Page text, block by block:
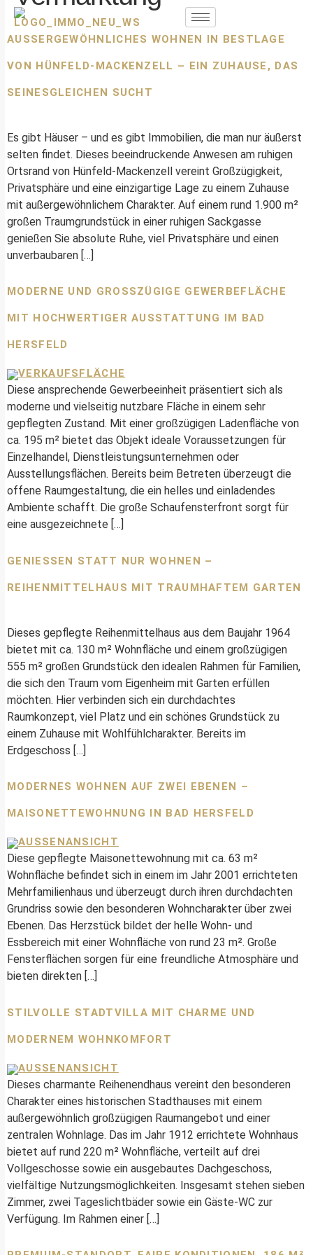
AUSSERGEWÖHNLICHES WOHNEN IN BESTLAGE V
ON HÜNFELD-MACKENZELL – EIN ZUHAUSE, DAS S
EINESGLEICHEN SUCHT
Es gibt Häuser – und es gibt Immobilien, die man nur äußerst
selten findet. Dieses beeindruckende Anwesen am ruhigen
Ortsrand von Hünfeld-Mackenzell vereint Großzügigkeit,
Privatsphäre und eine einzigartige Lage zu einem Zuhause
mit außergewöhnlichem Charakter. Auf einem rund 1.900 m²
großen Traumgrundstück in einer ruhigen Sackgasse
genießen Sie absolute Ruhe, viel Privatsphäre und einen
unverbaubaren […]
MODERNE UND GROSSZÜGIGE GEWERBEFLÄCHE M
IT HOCHWERTIGER AUSSTATTUNG IM BAD H
ERSFELD
Diese ansprechende Gewerbeeinheit präsentiert sich als
moderne und vielseitig nutzbare Fläche in einem sehr
gepflegten Zustand. Mit einer großzügigen Ladenfläche von
ca. 195 m² bietet das Objekt ideale Voraussetzungen für
Einzelhandel, Dienstleistungsunternehmen oder
Ausstellungsflächen. Bereits beim Betreten überzeugt die
offene Raumgestaltung, die ein helles und einladendes
Ambiente schafft. Die große Schaufensterfront sorgt für
eine ausgezeichnete […]
GENIESSEN STATT NUR WOHNEN – R
EIHENMITTELHAUS MIT TRAUMHAFTEM GARTEN
Dieses gepflegte Reihenmittelhaus aus dem Baujahr 1964
bietet mit ca. 130 m² Wohnfläche und einem großzügigen
555 m² großen Grundstück den idealen Rahmen für Familien,
die sich den Traum vom Eigenheim mit Garten erfüllen
möchten. Hier verbinden sich ein durchdachtes
Raumkonzept, viel Platz und ein schönes Grundstück zu
einem Zuhause mit Wohlfühlcharakter. Bereits im
Erdgeschoss […]
MODERNES WOHNEN AUF ZWEI EBENEN –
MAISONETTEWOHNUNG IN BAD HERSFELD
Diese gepflegte Maisonettewohnung mit ca. 63 m²
Wohnfläche befindet sich in einem im Jahr 2001 errichteten
Mehrfamilienhaus und überzeugt durch ihren durchdachten
Grundriss sowie den besonderen Wohncharakter über zwei
Ebenen. Das Herzstück bildet der helle Wohn- und
Essbereich mit einer Wohnfläche von rund 23 m². Große
Fensterflächen sorgen für eine freundliche Atmosphäre und
bieten direkten […]
STILVOLLE STADTVILLA MIT CHARME UND
MODERNEM WOHNKOMFORT
Dieses charmante Reihenendhaus vereint den besonderen
Charakter eines historischen Stadthauses mit einem
außergewöhnlich großzügigen Raumangebot und einer
zentralen Wohnlage. Das im Jahr 1912 errichtete Wohnhaus
bietet auf rund 220 m² Wohnfläche, verteilt auf drei
Vollgeschosse sowie ein ausgebautes Dachgeschoss,
vielfältige Nutzungsmöglichkeiten. Insgesamt stehen sieben
Zimmer, zwei Tageslichtbäder sowie ein Gäste-WC zur
Verfügung. Im Rahmen einer […]